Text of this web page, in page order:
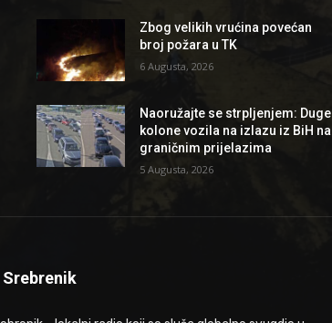
Zbog velikih vrućina povećan
broj požara u TK
6 Augusta, 2026
Naoružajte se strpljenjem: Duge
kolone vozila na izlazu iz BiH na
graničnim prijelazima
5 Augusta, 2026
Srebrenik